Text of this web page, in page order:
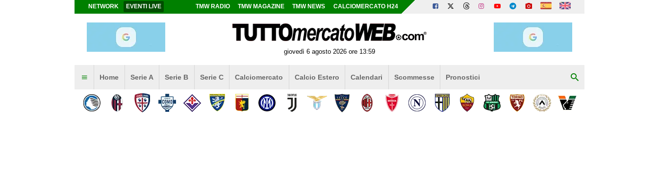
NETWORK EVENTI LIVE TMW RADIO TMW MAGAZINE TMW NEWS CALCIOMERCATO H24
giovedì 6 agosto 2026 ore 13:59
Home Serie A Serie B Serie C Calciomercato Calcio Estero Calendari Scommesse Pronostici